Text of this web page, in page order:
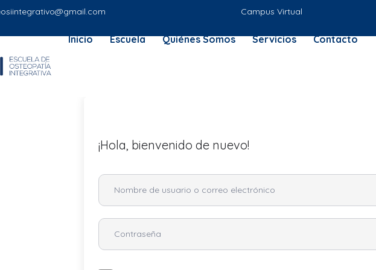
Campus Virtual
Inicio Escuela Quiénes Somos Servicios Contacto
¡Hola, bienvenido de nuevo!